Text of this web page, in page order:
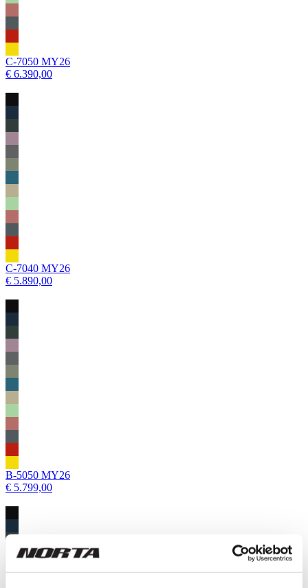
C-7050 MY26
€ 6.390,00
C-7040 MY26
€ 5.890,00
B-5050 MY26
€ 5.799,00